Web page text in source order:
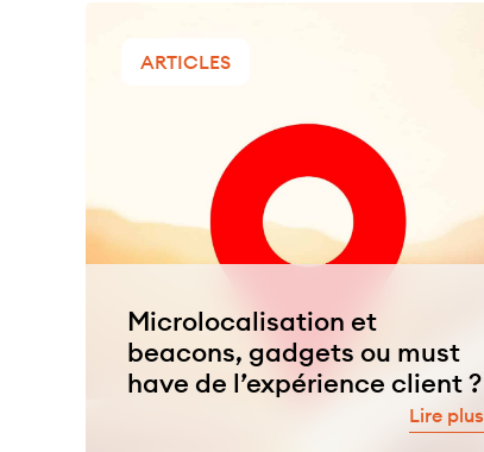
ARTICLES
Microlocalisation et
beacons, gadgets ou must
have de l’expérience client ?
Lire plus